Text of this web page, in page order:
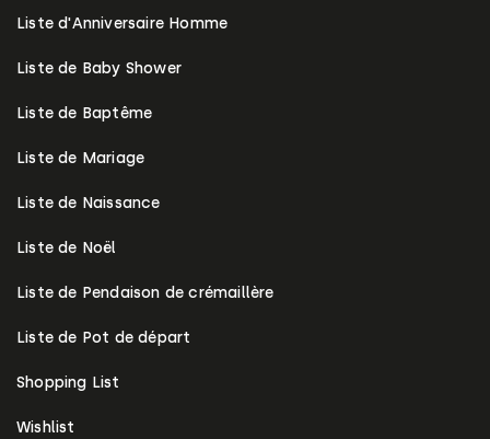
Liste d'Anniversaire Homme
Liste de Baby Shower
Liste de Baptême
Liste de Mariage
Liste de Naissance
Liste de Noël
Liste de Pendaison de crémaillère
Liste de Pot de départ
Shopping List
Wishlist